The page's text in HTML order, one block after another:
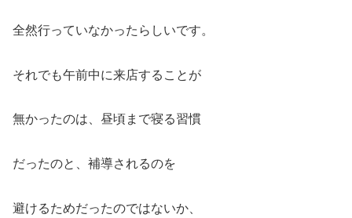
全然行っていなかったらしいです。
それでも午前中に来店することが
無かったのは、昼頃まで寝る習慣
だったのと、補導されるのを
避けるためだったのではないか、